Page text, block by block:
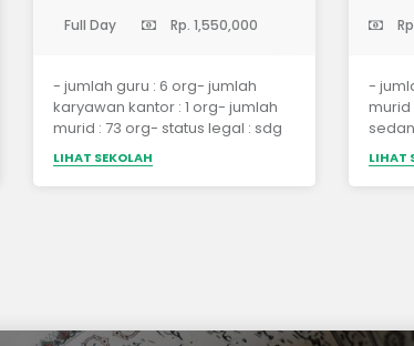
Full Day Rp. 1,550,000
- jumlah guru : 6 org- jumlah
karyawan kantor : 1 org- jumlah
murid : 73 org- status legal : sdg
proses perizinan- akreditasi :
belumÂ
LIHAT SEKOLAH
-
murid
LIHAT